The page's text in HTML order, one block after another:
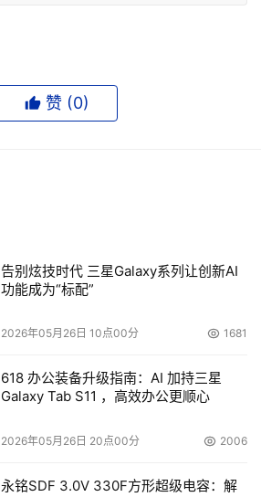
赞 (0)
告别炫技时代 三星Galaxy系列让创新AI
功能成为“标配”
2026年05月26日 10点00分 1681
618 办公装备升级指南：AI 加持三星
Galaxy Tab S11 ，高效办公更顺心
2026年05月26日 20点00分 2006
永铭SDF 3.0V 330F方形超级电容：解